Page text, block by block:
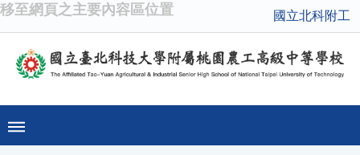
移至網頁之主要內容區位置 國立北科附工